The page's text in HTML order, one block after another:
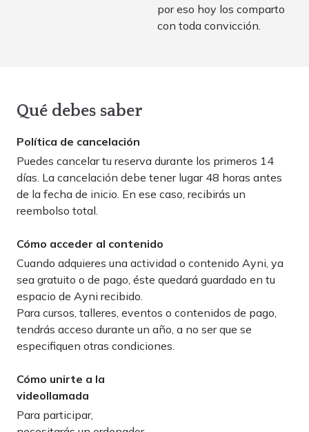
por eso hoy los comparto
con toda convicción.
Qué debes saber
Política de cancelación
Puedes cancelar tu reserva durante los primeros 14
días. La cancelación debe tener lugar 48 horas antes
de la fecha de inicio. En ese caso, recibirás un
reembolso total.
Cómo acceder al contenido
Cuando adquieres una actividad o contenido Ayni, ya
sea gratuito o de pago, éste quedará guardado en tu
espacio de Ayni recibido.
Para cursos, talleres, eventos o contenidos de pago,
tendrás acceso durante un año, a no ser que se
especifiquen otras condiciones.
Cómo unirte a la
videollamada
Para participar,